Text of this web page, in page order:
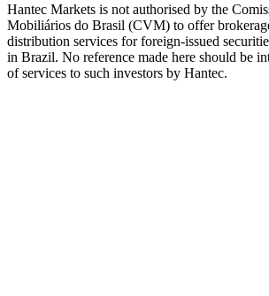
Hantec Markets is not authorised by the
Mobiliários do Brasil (CVM) to offer
distribution services for foreign-issued
in Brazil. No reference made here should be
of services to such investors by Hantec.